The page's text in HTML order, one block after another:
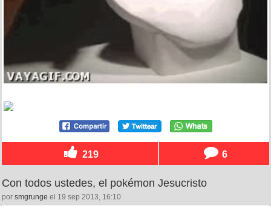
219 6
Con todos ustedes, el pokémon Jesucristo
por smgrunge el 19 sep 2013, 16:10